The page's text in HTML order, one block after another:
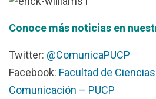
Conoce más noticias en
Twitter: @ComunicaPUCP
Facebook: Facultad de
Comunicación – PUCP